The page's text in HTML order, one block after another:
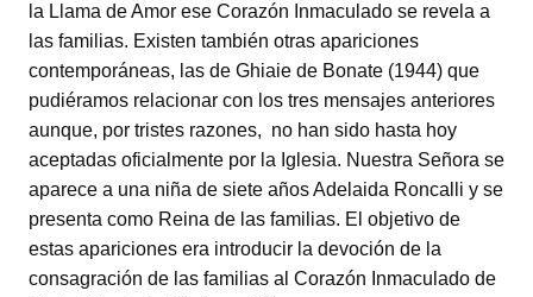
la Llama de Amor ese Corazón Inmaculado se revela a
las familias. Existen también otras apariciones
contemporáneas, las de Ghiaie de Bonate (1944) que
pudiéramos relacionar con los tres mensajes anteriores
aunque, por tristes razones, no han sido hasta hoy
aceptadas oficialmente por la Iglesia. Nuestra Señora se
aparece a una niña de siete años Adelaida Roncalli y se
presenta como Reina de las familias. El objetivo de
estas apariciones era introducir la devoción de la
consagración de las familias al Corazón Inmaculado de